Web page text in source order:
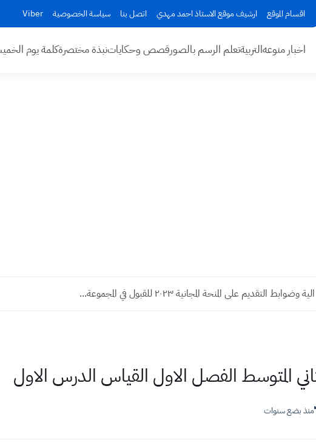
اقسام الموقع ارشيف موقع الاستاذ احمد مهدي اتصل بنا سياسة الخصوصية Viber
اخبار منوعهالتربيةتعلم الرسم بالصورقصص وحكاياتنبذة مختصرةكلمة يوم
الية وضوابط التقديم على المنحة المجانية ٢٠٢٣ للقبول في المجموعة...
المتوسط الفصل الاول القياس الدرس الاول
منذ بضع سنوات